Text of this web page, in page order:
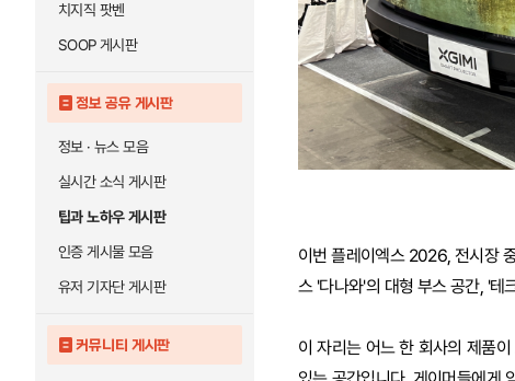
치지직 팟벤
SOOP 게시판
정보 공유 게시판
정보 · 뉴스 모음
실시간 소식 게시판
팁과 노하우 게시판
인증 게시물 모음
유저 기자단 게시판
커뮤니티 게시판
이번 플레이엑스 2026, 전시장
스 '다나와'의 대형 부스 공간, '
이 자리는 어느 한 회사의 제품